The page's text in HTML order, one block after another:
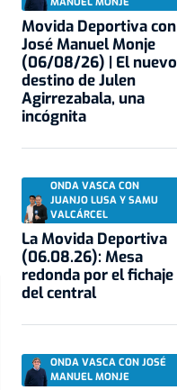
Movida Deportiva con
José Manuel Monje
(06/08/26) | El nuevo
destino de Julen
Agirrezabala, una
incógnita
ONDA VASCA CON
JUANJO LUSA Y SAMU
VALCÁRCEL
La Movida Deportiva
(06.08.26): Mesa
redonda por el fichaje
del central
ONDA VASCA CON JOSÉ
MANUEL MONJE